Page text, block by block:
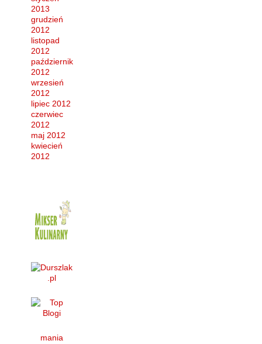
2013
grudzień
2012
listopad
2012
październik
2012
wrzesień
2012
lipiec 2012
czerwiec
2012
maj 2012
kwiecień
2012
mania